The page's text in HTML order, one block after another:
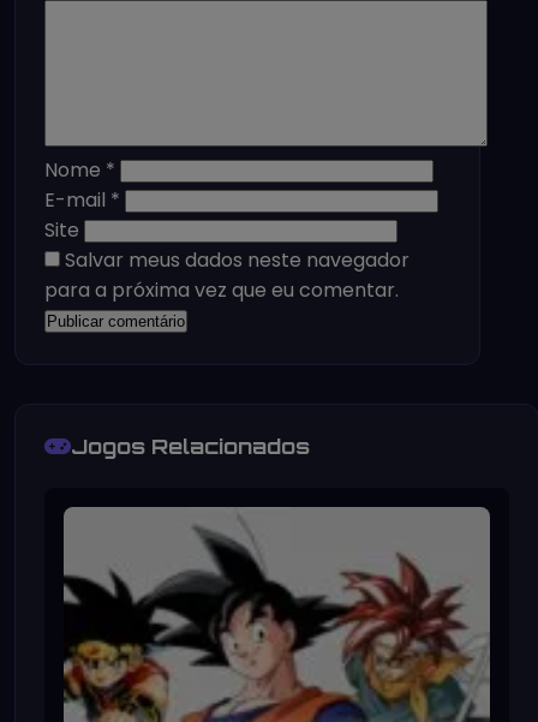
Nome *
E-mail *
Site
Salvar meus dados neste navegador
para a próxima vez que eu comentar.
Jogos Relacionados